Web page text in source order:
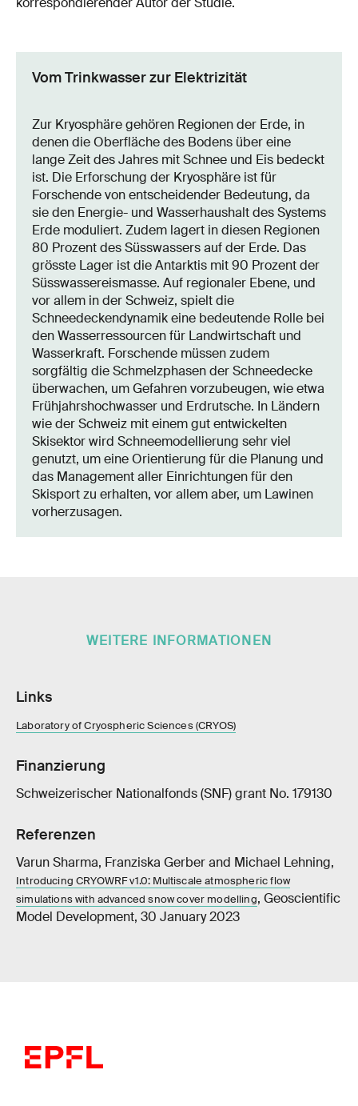
Vom Trinkwasser zur Elektrizität
Zur Kryosphäre gehören Regionen der Erde, in
denen die Oberfläche des Bodens über eine
lange Zeit des Jahres mit Schnee und Eis bedeckt
ist. Die Erforschung der Kryosphäre ist für
Forschende von entscheidender Bedeutung, da
sie den Energie- und Wasserhaushalt des Systems
Erde moduliert. Zudem lagert in diesen Regionen
80 Prozent des Süsswassers auf der Erde. Das
grösste Lager ist die Antarktis mit 90 Prozent der
Süsswassereismasse. Auf regionaler Ebene, und
vor allem in der Schweiz, spielt die
Schneedeckendynamik eine bedeutende Rolle bei
den Wasserressourcen für Landwirtschaft und
Wasserkraft. Forschende müssen zudem
sorgfältig die Schmelzphasen der Schneedecke
überwachen, um Gefahren vorzubeugen, wie etwa
Frühjahrshochwasser und Erdrutsche. In Ländern
wie der Schweiz mit einem gut entwickelten
Skisektor wird Schneemodellierung sehr viel
genutzt, um eine Orientierung für die Planung und
das Management aller Einrichtungen für den
Skisport zu erhalten, vor allem aber, um Lawinen
vorherzusagen.
WEITERE INFORMATIONEN
Links
Laboratory of Cryospheric Sciences (CRYOS)
Finanzierung
Schweizerischer Nationalfonds (SNF) grant No. 179130
Referenzen
Varun Sharma, Franziska Gerber and Michael Lehning,
Introducing CRYOWRF v1.0: Multiscale atmospheric flow
simulations with advanced snow cover modelling, Geoscientific
Model Development, 30 January 2023